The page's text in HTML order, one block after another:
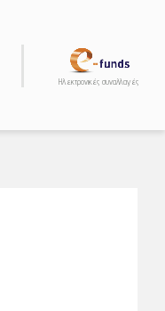
Hλεκτρονικές συναλλαγές